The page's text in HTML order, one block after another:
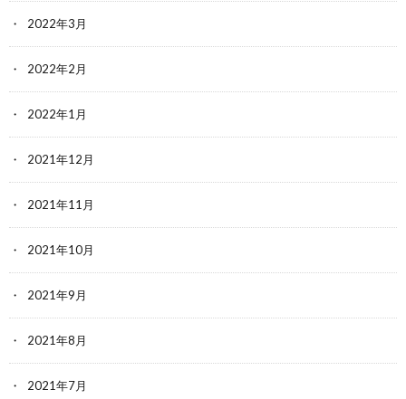
2022年3月
2022年2月
2022年1月
2021年12月
2021年11月
2021年10月
2021年9月
2021年8月
2021年7月